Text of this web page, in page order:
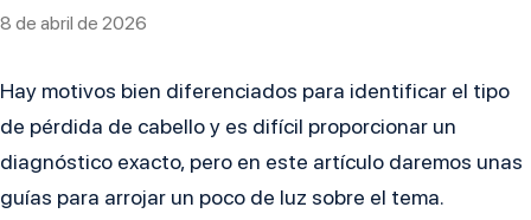
8 de abril de 2026
Hay motivos bien diferenciados para identificar el tipo
de pérdida de cabello y es difícil proporcionar un
diagnóstico exacto, pero en este artículo daremos unas
guías para arrojar un poco de luz sobre el tema.